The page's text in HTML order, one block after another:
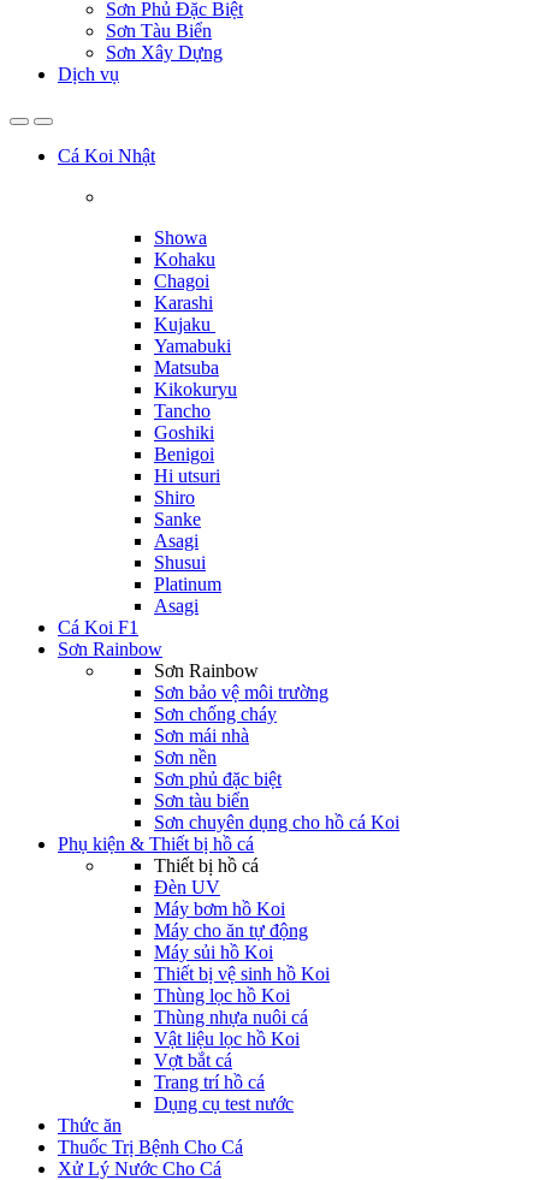
Sơn Phủ Đặc Biệt
Sơn Tàu Biển
Sơn Xây Dựng
Dịch vụ
Cá Koi Nhật
Showa
Kohaku
Chagoi
Karashi
Kujaku
Yamabuki
Matsuba
Kikokuryu
Tancho
Goshiki
Benigoi
Hi utsuri
Shiro
Sanke
Asagi
Shusui
Platinum
Asagi
Cá Koi F1
Sơn Rainbow
Sơn Rainbow
Sơn bảo vệ môi trường
Sơn chống cháy
Sơn mái nhà
Sơn nền
Sơn phủ đặc biệt
Sơn tàu biển
Sơn chuyên dụng cho hồ cá Koi
Phụ kiện & Thiết bị hồ cá
Thiết bị hồ cá
Đèn UV
Máy bơm hồ Koi
Máy cho ăn tự động
Máy sủi hồ Koi
Thiết bị vệ sinh hồ Koi
Thùng lọc hồ Koi
Thùng nhựa nuôi cá
Vật liệu lọc hồ Koi
Vợt bắt cá
Trang trí hồ cá
Dụng cụ test nước
Thức ăn
Thuốc Trị Bệnh Cho Cá
Xử Lý Nước Cho Cá